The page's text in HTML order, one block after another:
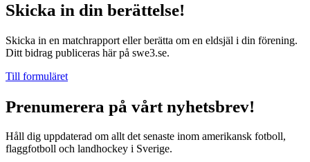
Skicka in din berättelse!
Skicka in en matchrapport eller berätta om en eldsjäl i din förening.
Ditt bidrag publiceras här på swe3.se.
Till formuläret
Prenumerera på vårt nyhetsbrev!
Håll dig uppdaterad om allt det senaste inom amerikansk fotboll,
flaggfotboll och landhockey i Sverige.